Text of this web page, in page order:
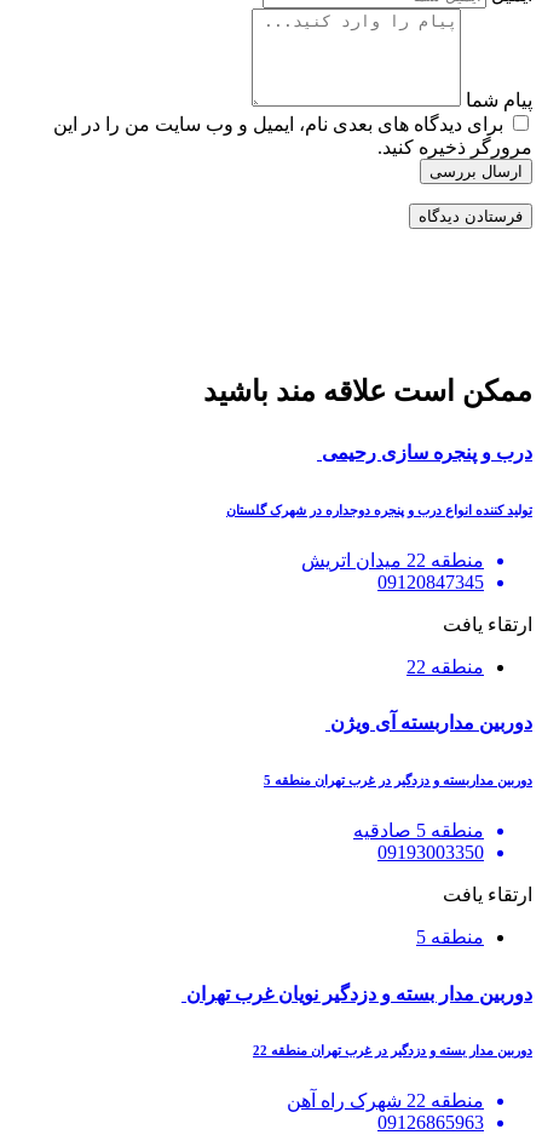
پیام شما
برای دیدگاه های بعدی نام، ایمیل و وب سایت من را در این
مرورگر ذخیره کنید.
ارسال بررسی
ممکن است علاقه مند باشید
درب و پنجره سازی رحیمی
تولید کننده انواع درب و پنجره دوجداره در شهرک گلستان
منطقه 22 میدان اتریش
09120847345
ارتقاء یافت
منطقه 22
دوربین مداربسته آی ویژن
دوربین مداربسته و دزدگیر در غرب تهران منطقه 5
منطقه 5 صادقیه
09193003350
ارتقاء یافت
منطقه 5
دوربین مدار بسته و دزدگیر نویان غرب تهران
دوربین مدار بسته و دزدگیر در غرب تهران منطقه 22
منطقه 22 شهرک راه آهن
09126865963